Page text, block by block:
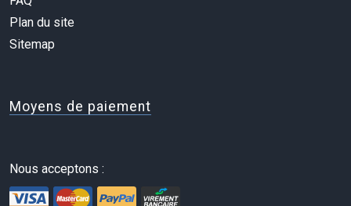
Plan du site
Sitemap
Moyens de paiement
Nous acceptons :